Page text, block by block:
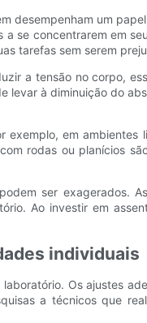
desempenham um
se concentrarem em
tarefas sem serem
a tensão no corpo,
à diminuição do
em ambientes
rodas ou planícios
ser exagerados.
Ao investir em
individuais
Os ajustes
a técnicos que